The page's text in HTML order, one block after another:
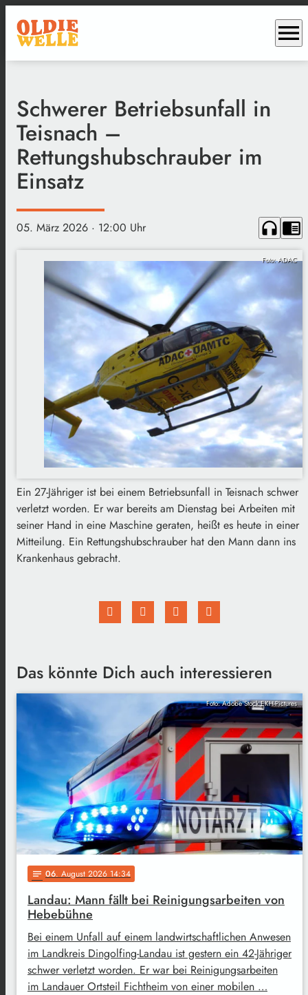
menu
Schwerer Betriebsunfall in
Teisnach –
Rettungshubschrauber im
Einsatz
05. März 2026 · 12:00 Uhr headphones chrome_reader_mode
Foto: ADAC
Ein 27-Jähriger ist bei einem Betriebsunfall in Teisnach schwer
verletzt worden. Er war bereits am Dienstag bei Arbeiten mit
seiner Hand in eine Maschine geraten, heißt es heute in einer
Mitteilung. Ein Rettungshubschrauber hat den Mann dann ins
Krankenhaus gebracht.
Das könnte Dich auch interessieren
Foto: Adobe Stock EKH-Pictures
notes 06. August 2026 14:34
Landau: Mann fällt bei Reinigungsarbeiten von
Hebebühne
Bei einem Unfall auf einem landwirtschaftlichen Anwesen
im Landkreis Dingolfing-Landau ist gestern ein 42-Jähriger
schwer verletzt worden. Er war bei Reinigungsarbeiten
im Landauer Ortsteil Fichtheim von einer mobilen …